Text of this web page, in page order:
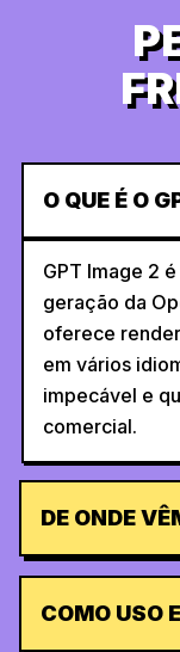
O QUE É O
GPT Image 2
geração da
oferece
em vários
impecável e
comercial.
DE ONDE
COMO USO